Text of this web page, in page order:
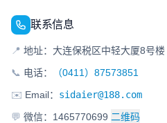
联系信息
📍 地址：大连保税区中轻大厦8号楼
📞 电话：
（0411）87573851
✉️ Email： sidaier@188.com
💬 微信：1465770699 二维码